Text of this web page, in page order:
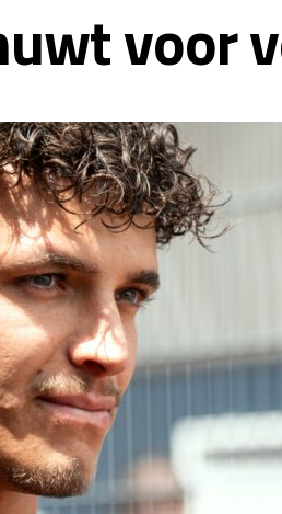
voor